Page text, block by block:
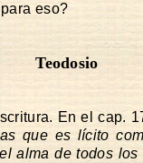
eso?
Teodosio
En el cap.
que es lícito
alma de todos